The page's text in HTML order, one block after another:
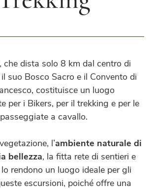
, che dista solo 8 km dal centro di
suo Bosco Sacro e il Convento di
costituisce un luogo
per i Bikers, per il trekking e per le
passeggiate a cavallo.
l’ambiente naturale di
bellezza, la fitta rete di sentieri e
rendono un luogo ideale per gli
escursioni, poiché offre una